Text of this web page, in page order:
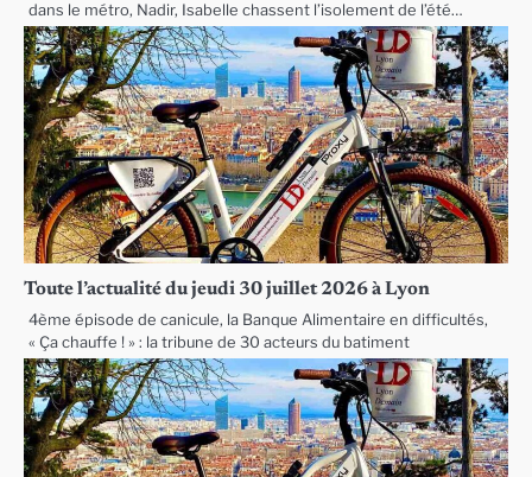
dans le métro, Nadir, Isabelle chassent l’isolement de l’été…
Toute l’actualité du jeudi 30 juillet 2026 à Lyon
4ème épisode de canicule, la Banque Alimentaire en difficultés,
« Ça chauffe ! » : la tribune de 30 acteurs du batiment